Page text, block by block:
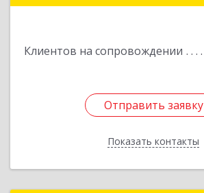
Клиентов на сопровождении
Отправить заявку
Показать контакты
Отправить заявку
Назад